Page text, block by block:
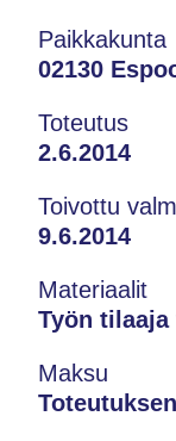
Paikkakunta
02130
Toteutus
2.6.2014
Toivottu
9.6.2014
Materiaalit
Työn
Maksu